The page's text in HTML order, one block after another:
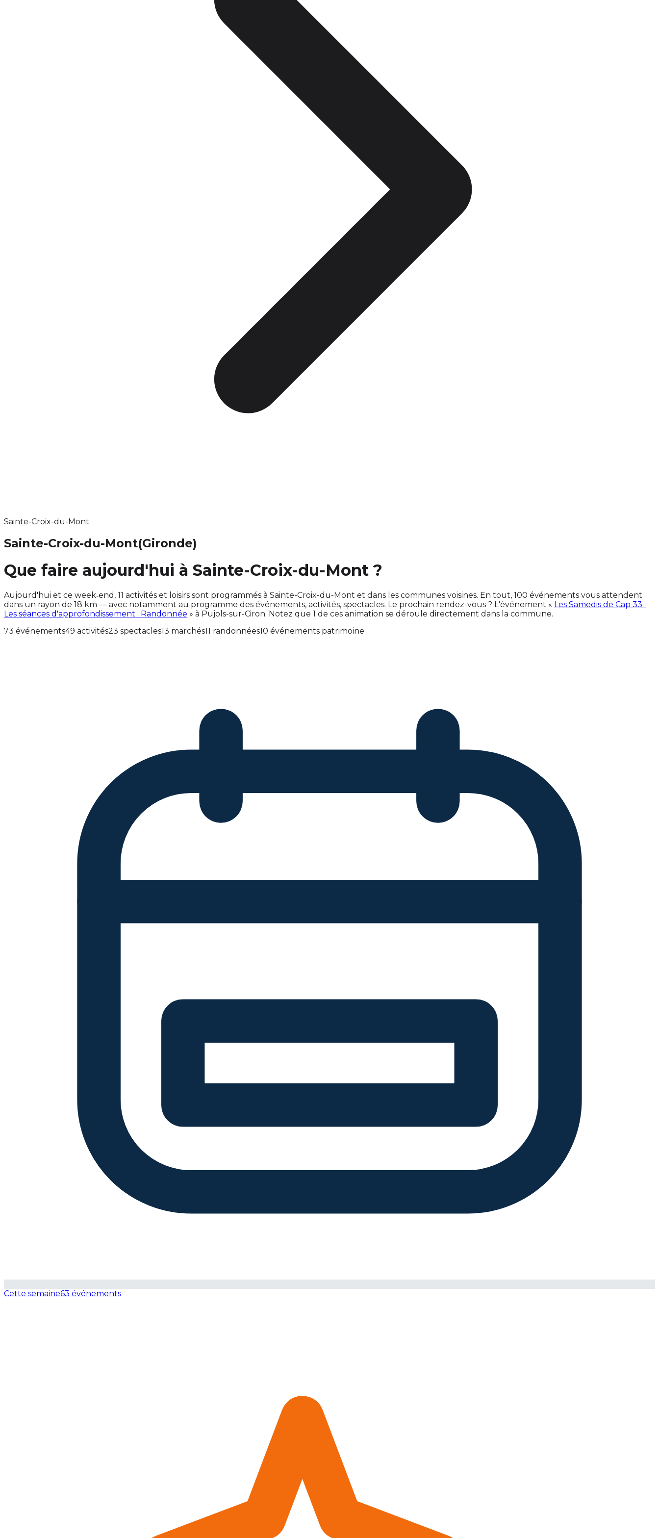
Sainte-Croix-du-Mont
Sainte-Croix-du-Mont(Gironde)
Que faire aujourd'hui à Sainte-Croix-du-Mont ?
Aujourd'hui et ce week‑end, 11 activités et loisirs sont programmés à Sainte-Croix-du-Mont et dans les communes voisines. En tout, 100 événements vous attendent
dans un rayon de 18 km — avec notamment au programme des événements, activités, spectacles. Le prochain rendez-vous ? L'événement « Les Samedis de Cap 33 :
Les séances d'approfondissement : Randonnée » à Pujols-sur-Ciron. Notez que 1 de ces animation se déroule directement dans la commune.
73 événements49 activités23 spectacles13 marchés11 randonnées10 événements patrimoine
Cette semaine63 événements